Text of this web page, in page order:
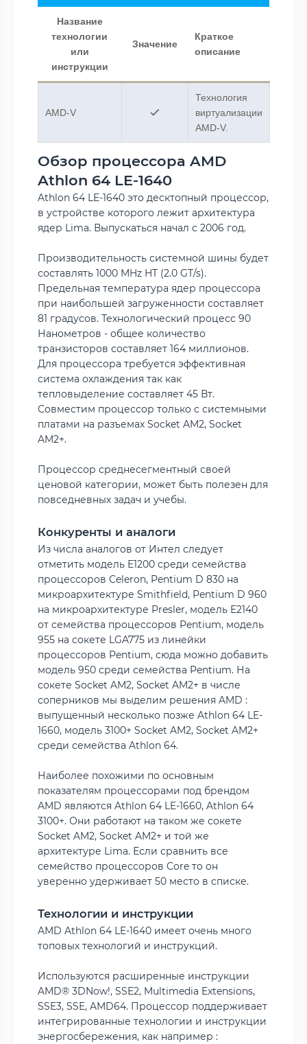
Название
технологии
или
инструкции
Значение
Краткое
описание
AMD-V
Технология
виртуализации
AMD-V.
Обзор процессора AMD
Athlon 64 LE-1640
Athlon 64 LE-1640 это десктопный процессор,
в устройстве которого лежит архитектура
ядер Lima. Выпускаться начал c 2006 год.
Производительность системной шины будет
составлять 1000 MHz HT (2.0 GT/s).
Предельная температура ядер процессора
при наибольшей загруженности составляет
81 градусов. Технологический процесс 90
Нанометров - общее количество
транзисторов составляет 164 миллионов.
Для процессора требуется эффективная
система охлаждения так как
тепловыделение составляет 45 Вт.
Совместим процессор только с системными
платами на разъемах Socket AM2, Socket
AM2+.
Процессор среднесегментный своей
ценовой категории, может быть полезен для
повседневных задач и учебы.
Конкуренты и аналоги
Из числа аналогов от Интел следует
отметить модель E1200 среди семейства
процессоров Celeron, Pentium D 830 на
микроархитектуре Smithfield, Pentium D 960
на микроархитектуре Presler, модель E2140
от семейства процессоров Pentium, модель
955 на сокете LGA775 из линейки
процессоров Pentium, сюда можно добавить
модель 950 среди семейства Pentium. На
сокете Socket AM2, Socket AM2+ в числе
соперников мы выделим решения AMD :
выпущенный несколько позже Athlon 64 LE-
1660, модель 3100+ Socket AM2, Socket AM2+
среди семейства Athlon 64.
Наиболее похожими по основным
показателям процессорами под брендом
AMD являются Athlon 64 LE-1660, Athlon 64
3100+. Они работают на таком же сокете
Socket AM2, Socket AM2+ и той же
архитектуре Lima. Если сравнить все
семейство процессоров Core то он
уверенно удерживает 50 место в списке.
Технологии и инструкции
AMD Athlon 64 LE-1640 имеет очень много
топовых технологий и инструкций.
Используются расширенные инструкции
AMD® 3DNow!, SSE2, Multimedia Extensions,
SSE3, SSE, AMD64. Процессор поддерживает
интегрированные технологии и инструкции
энергосбережения, как например :